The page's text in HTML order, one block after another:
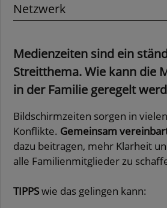
Netzwerk
Medienzeiten sind ein
Streitthema. Wie kann die
in der Familie geregelt
Bildschirmzeiten sorgen in
Konflikte. Gemeinsam
dazu beitragen, mehr Klarheit
alle Familienmitglieder zu
TIPPSwie das gelingen kann: